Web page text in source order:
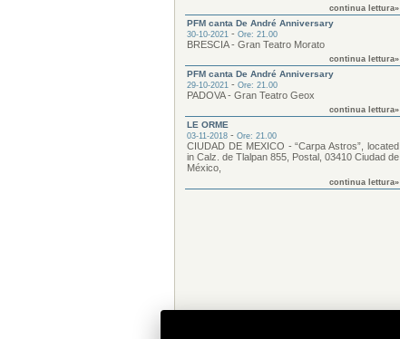
continua lettura»
PFM canta De André Anniversary
30-10-2021 - Ore: 21.00
BRESCIA - Gran Teatro Morato
continua lettura»
PFM canta De André Anniversary
29-10-2021 - Ore: 21.00
PADOVA - Gran Teatro Geox
continua lettura»
LE ORME
03-11-2018 - Ore: 21.00
CIUDAD DE MEXICO - “Carpa Astros”, located
in Calz. de Tlalpan 855, Postal, 03410 Ciudad de
México,
continua lettura»